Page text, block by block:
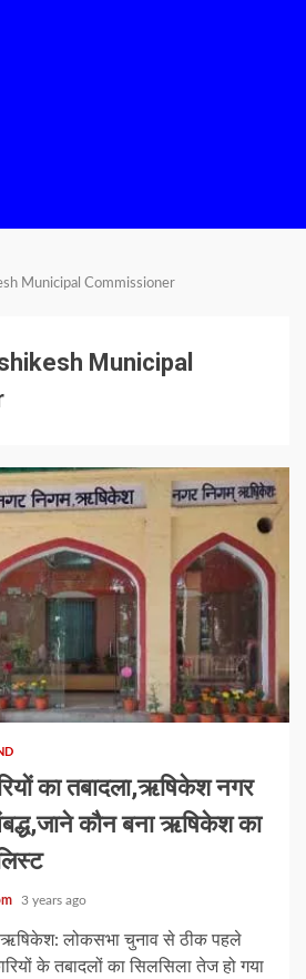
Municipal Commissioner
Municipal
का तबादला,ऋषिकेश नगर
कौन बना ऋषिकेश का
3 years ago
लोकसभा चुनाव से ठीक पहले
के तबादलों का सिलसिला तेज हो गया